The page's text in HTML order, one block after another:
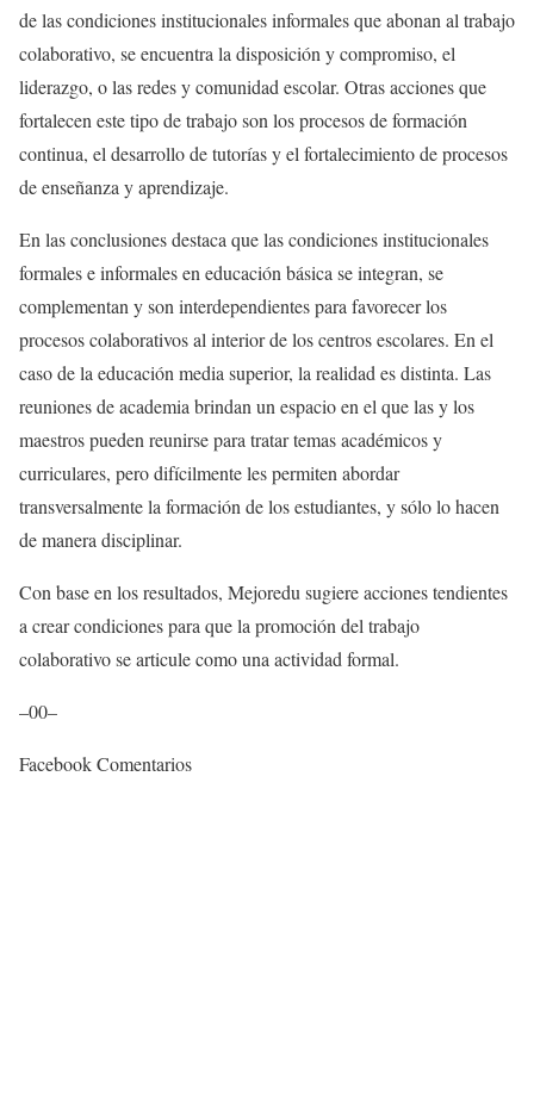
de las condiciones institucionales informales que abonan al trabajo
colaborativo, se encuentra la disposición y compromiso, el
liderazgo, o las redes y comunidad escolar. Otras acciones que
fortalecen este tipo de trabajo son los procesos de formación
continua, el desarrollo de tutorías y el fortalecimiento de procesos
de enseñanza y aprendizaje.
En las conclusiones destaca que las condiciones institucionales
formales e informales en educación básica se integran, se
complementan y son interdependientes para favorecer los
procesos colaborativos al interior de los centros escolares. En el
caso de la educación media superior, la realidad es distinta. Las
reuniones de academia brindan un espacio en el que las y los
maestros pueden reunirse para tratar temas académicos y
curriculares, pero difícilmente les permiten abordar
transversalmente la formación de los estudiantes, y sólo lo hacen
de manera disciplinar.
Con base en los resultados, Mejoredu sugiere acciones tendientes
a crear condiciones para que la promoción del trabajo
colaborativo se articule como una actividad formal.
–00–
Facebook Comentarios